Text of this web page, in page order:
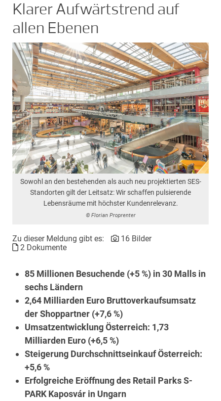
Klarer Aufwärtstrend auf
allen Ebenen
Sowohl an den bestehenden als auch neu projektierten SES-
Standorten gilt der Leitsatz: Wir schaffen pulsierende
Lebensräume mit höchster Kundenrelevanz.
© Florian Proprenter
Zu dieser Meldung gibt es:
16 Bilder
2 Dokumente
85 Millionen Besuchende (+5 %) in 30 Malls in
sechs Ländern
2,64 Milliarden Euro Bruttoverkaufsumsatz
der Shoppartner (+7,6 %)
Umsatzentwicklung Österreich: 1,73
Milliarden Euro (+6,5 %)
Steigerung Durchschnittseinkauf Österreich:
+5,6 %
Erfolgreiche Eröffnung des Retail Parks S-
PARK Kaposvár in Ungarn